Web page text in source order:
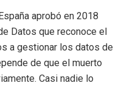
aprobó en 2018
Datos que reconoce el
a gestionar los datos de
de que el muerto
Casi nadie lo